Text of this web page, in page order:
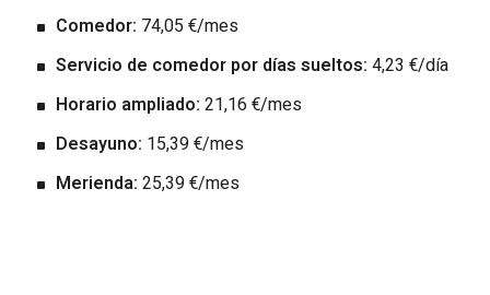
Comedor: 74,05 €/mes
Servicio de comedor por días sueltos: 4,23 €/día
Horario ampliado: 21,16 €/mes
Desayuno: 15,39 €/mes
Merienda: 25,39 €/mes